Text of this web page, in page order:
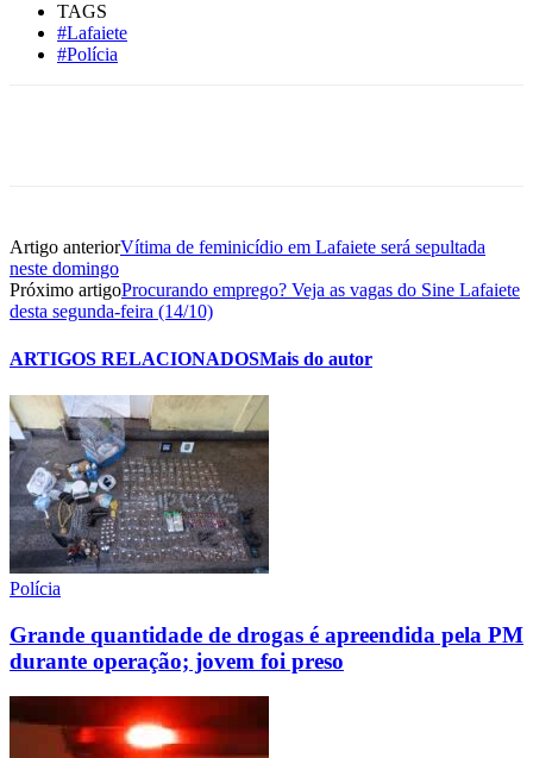
TAGS
#Lafaiete
#Polícia
Artigo anteriorVítima de feminicídio em Lafaiete será sepultada
neste domingo
Próximo artigoProcurando emprego? Veja as vagas do Sine Lafaiete
desta segunda-feira (14/10)
ARTIGOS RELACIONADOSMais do autor
Polícia
Grande quantidade de drogas é apreendida pela PM
durante operação; jovem foi preso